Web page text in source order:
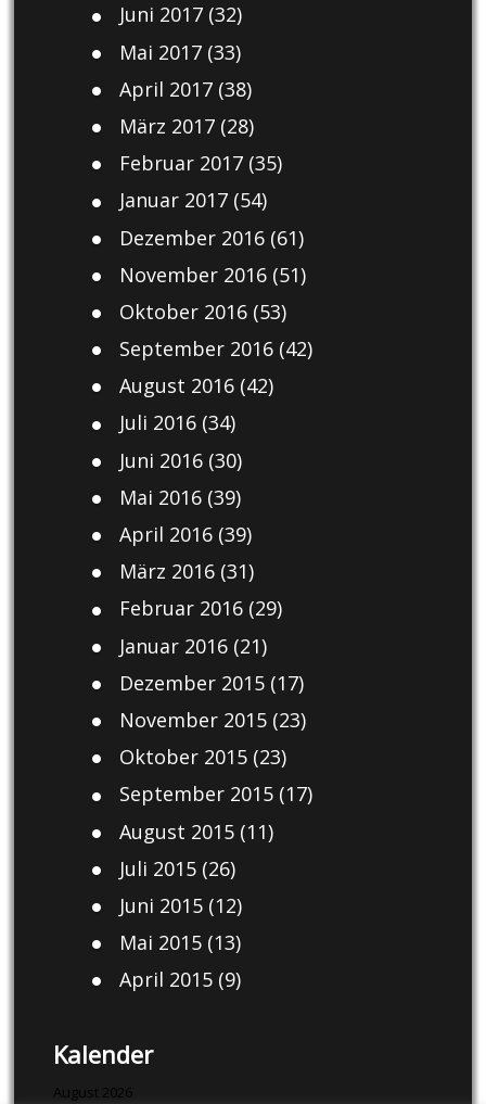
Juni 2017(32)
Mai 2017(33)
April 2017(38)
März 2017(28)
Februar 2017(35)
Januar 2017(54)
Dezember 2016(61)
November 2016(51)
Oktober 2016(53)
September 2016(42)
August 2016(42)
Juli 2016(34)
Juni 2016(30)
Mai 2016(39)
April 2016(39)
März 2016(31)
Februar 2016(29)
Januar 2016(21)
Dezember 2015(17)
November 2015(23)
Oktober 2015(23)
September 2015(17)
August 2015(11)
Juli 2015(26)
Juni 2015(12)
Mai 2015(13)
April 2015(9)
Kalender
August 2026